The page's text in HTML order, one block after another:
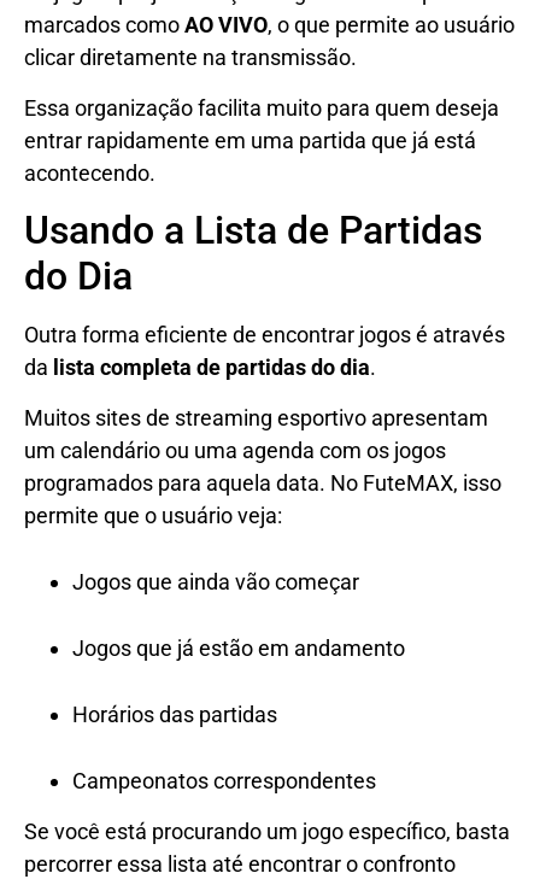
marcados comoAO VIVO, o que permite ao usuário
clicar diretamente na transmissão.
Essa organização facilita muito para quem deseja
entrar rapidamente em uma partida que já está
acontecendo.
Usando a Lista de Partidas
do Dia
Outra forma eficiente de encontrar jogos é através
da lista completa de partidas do dia.
Muitos sites de streaming esportivo apresentam
um calendário ou uma agenda com os jogos
programados para aquela data. No FuteMAX, isso
permite que o usuário veja:
Jogos que ainda vão começar
Jogos que já estão em andamento
Horários das partidas
Campeonatos correspondentes
Se você está procurando um jogo específico, basta
percorrer essa lista até encontrar o confronto